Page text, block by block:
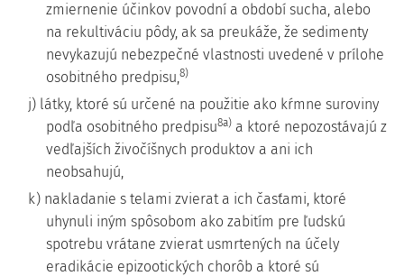
zmiernenie účinkov povodní a období sucha, alebo
na rekultiváciu pôdy, ak sa preukáže, že sedimenty
nevykazujú nebezpečné vlastnosti uvedené v prílohe
osobitného predpisu,8)
j) látky, ktoré sú určené na použitie ako kŕmne suroviny
podľa osobitného predpisu8a) a ktoré nepozostávajú z
vedľajších živočíšnych produktov a ani ich
neobsahujú,
k) nakladanie s telami zvierat a ich časťami, ktoré
uhynuli iným spôsobom ako zabitím pre ľudskú
spotrebu vrátane zvierat usmrtených na účely
eradikácie epizootických chorôb a ktoré sú